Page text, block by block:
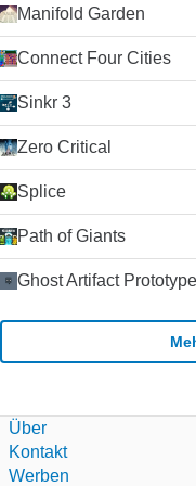
sein. Der Text-Chat
gibt Ihnen
Anrufqualität für
Internetverbindung
Zusammenfassung
einfach zu
schwer finden,
Microsoft im Jahr
für seinen alternden
Download-
erlaubt nicht mehr
Manifold Garden
Connect Four Cities
Sinkr 3
Zero Critical
Splice
Path of Giants
Ghost Artifact Prototype
Über
Kontakt
Werben